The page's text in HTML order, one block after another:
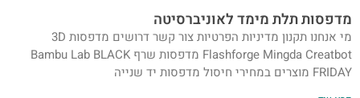
מדפסות תלת מימד לאוניברסיטה
מי אנחנו תקנון מדיניות הפרטיות צור קשר דרושים מדפסות 3D
Flashforge Mingda Creatbot מדפסות שרף Bambu Lab BLACK
FRIDAY מוצרים במחירי חיסול מדפסות יד שנייה